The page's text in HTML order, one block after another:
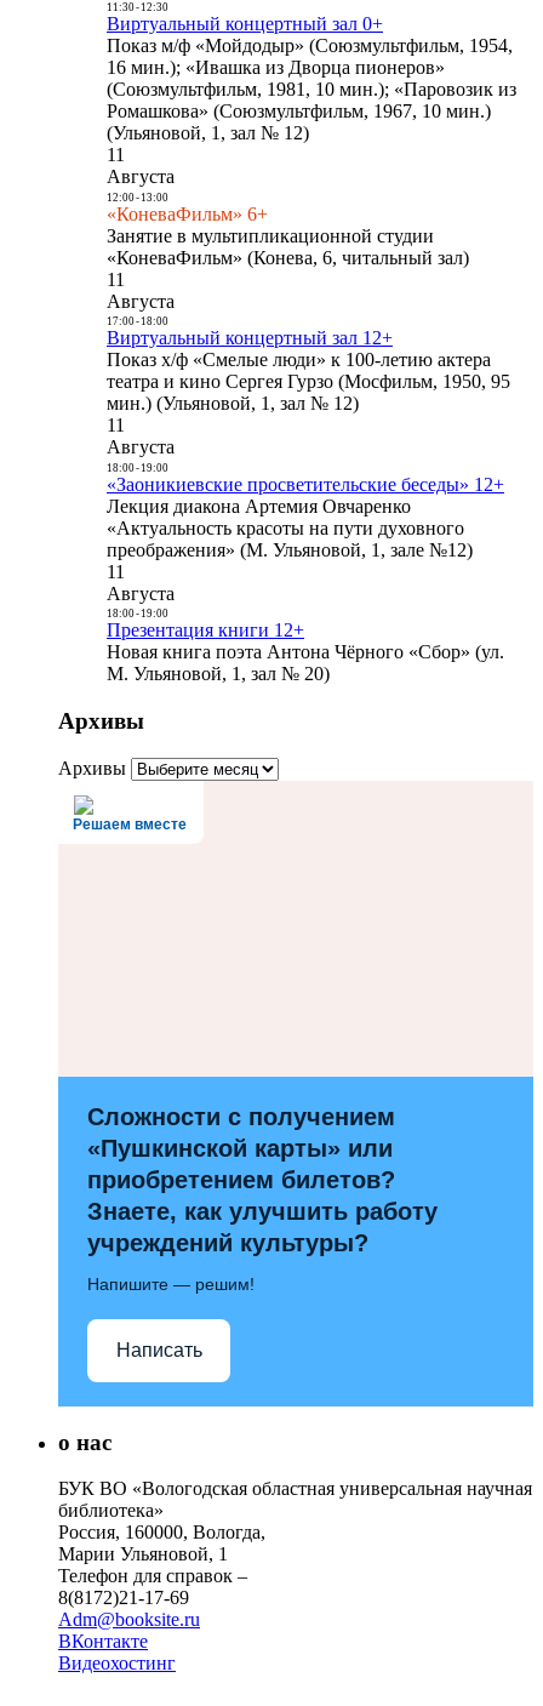
11:30- 12:30
Виртуальный концертный зал 0+
Показ м/ф «Мойдодыр» (Союзмультфильм, 1954,
16 мин.); «Ивашка из Дворца пионеров»
(Союзмультфильм, 1981, 10 мин.); «Паровозик из
Ромашкова» (Союзмультфильм, 1967, 10 мин.)
(Ульяновой, 1, зал № 12)
11
Августа
12:00- 13:00
«КоневаФильм» 6+
Занятие в мультипликационной студии
«КоневаФильм» (Конева, 6, читальный зал)
11
Августа
17:00- 18:00
Виртуальный концертный зал 12+
Показ х/ф «Смелые люди» к 100-летию актера
театра и кино Сергея Гурзо (Мосфильм, 1950, 95
мин.) (Ульяновой, 1, зал № 12)
11
Августа
18:00- 19:00
«Заоникиевские просветительские беседы» 12+
Лекция диакона Артемия Овчаренко
«Актуальность красоты на пути духовного
преображения» (М. Ульяновой, 1, зале №12)
11
Августа
18:00- 19:00
Презентация книги 12+
Новая книга поэта Антона Чёрного «Сбор» (ул.
М. Ульяновой, 1, зал № 20)
Архивы
Архивы
Решаем вместе
Сложности с получением
«Пушкинской карты» или
приобретением билетов?
Знаете, как улучшить работу
учреждений культуры?
Напишите — решим!
Написать
о нас
БУК ВО «Вологодская областная универсальная научная
библиотека»
Россия, 160000, Вологда,
Марии Ульяновой, 1
Телефон для справок –
8(8172)21-17-69
Adm@booksite.ru
ВКонтакте
Видеохостинг